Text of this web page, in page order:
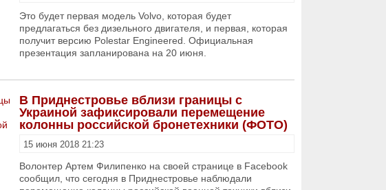
Это будет первая модель Volvo, которая будет
предлагаться без дизельного двигателя, и первая, которая
получит версию Polestar Engineered. Официальная
презентация запланирована на 20 июня.
В Приднестровье вблизи границы с
Украиной зафиксировали перемещение
колонны российской бронетехники (ФОТО)
15 июня 2018 21:23
Волонтер Артем Филипенко на своей странице в Facebook
сообщил, что сегодня в Приднестровье наблюдали